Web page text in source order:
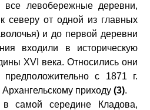
левобережные деревни,
северу от одной из главных
и до первой деревни
входили в историческую
XVI века. Относились они
с 1871 г.
приходу (3).
самой середине Кладова,